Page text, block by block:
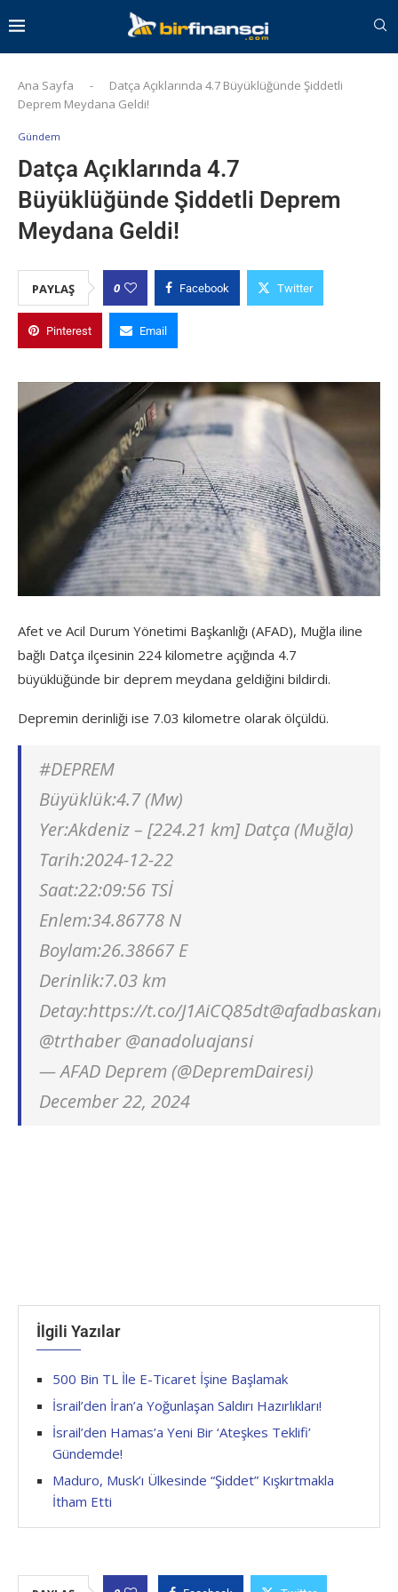
Ana Sayfa -
Datça Açıklarında 4.7 Büyüklüğünde Şiddetli
Deprem Meydana Geldi!
Gündem
Datça Açıklarında 4.7
Büyüklüğünde Şiddetli Deprem
Meydana Geldi!
PAYLAŞ 0 Facebook Twitter
Pinterest Email
Afet ve Acil Durum Yönetimi Başkanlığı (AFAD), Muğla iline
bağlı Datça ilçesinin 224 kilometre açığında 4.7
büyüklüğünde bir deprem meydana geldiğini bildirdi.
Depremin derinliği ise 7.03 kilometre olarak ölçüldü.
#DEPREM
Büyüklük:4.7 (Mw)
Yer:Akdeniz – [224.21 km] Datça (Muğla)
Tarih:2024-12-22
Saat:22:09:56 TSİ
Enlem:34.86778 N
Boylam:26.38667 E
Derinlik:7.03 km
Detay:https://t.co/J1AiCQ85dt@afadbaskanlik
@trthaber @anadoluajansi
— AFAD Deprem (@DepremDairesi)
December 22, 2024
İlgili Yazılar
500 Bin TL İle E-Ticaret İşine Başlamak
İsrail’den İran’a Yoğunlaşan Saldırı Hazırlıkları!
İsrail’den Hamas’a Yeni Bir ‘Ateşkes Teklifi’
Gündemde!
Maduro, Musk’ı Ülkesinde “Şiddet” Kışkırtmakla
İtham Etti